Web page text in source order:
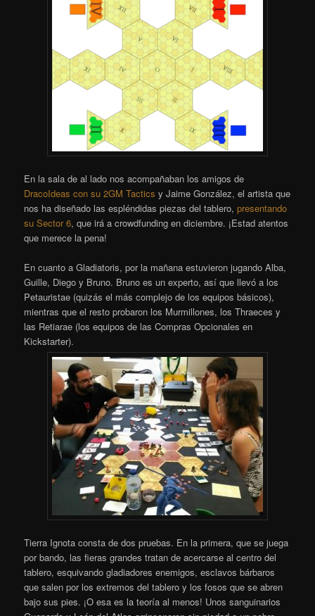
En la sala de al lado nos acompañaban los amigos de
DracoIdeas con su 2GM Tactics y Jaime González, el artista que
nos ha diseñado las espléndidas piezas del tablero,presentando
su Sector 6, que irá a crowdfunding en diciembre. ¡Estad atentos
que merece la pena!
En cuanto a Gladiatoris, por la mañana estuvieron jugando Alba,
Guille, Diego y Bruno. Bruno es un experto, así que llevó a los
Petauristae (quizás el más complejo de los equipos básicos),
mientras que el resto probaron los Murmillones, los Thraeces y
las Retiarae (los equipos de las Compras Opcionales en
Kickstarter).
Tierra Ignota consta de dos pruebas. En la primera, que se juega
por bando, las fieras grandes tratan de acercarse al centro del
tablero, esquivando gladiadores enemigos, esclavos bárbaros
que salen por los extremos del tablero y los fosos que se abren
bajo sus pies. ¡O esa es la teoría al menos! Unos sanguinarios